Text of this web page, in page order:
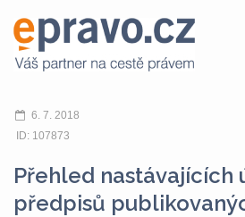
6. 7. 2018
ID: 107873
Přehled nastávajících
předpisů